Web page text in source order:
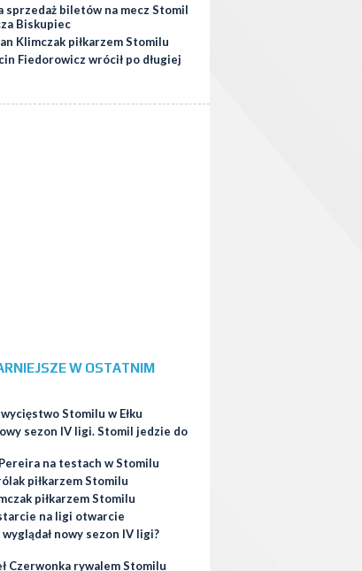
sprzedaż biletów na mecz Stomil
Biskupiec
Klimczak piłkarzem Stomilu
Fiedorowicz wrócił po długiej
W OSTATNIM
Stomilu w Ełku
sezon IV ligi. Stomil jedzie do
na testach w Stomilu
piłkarzem Stomilu
piłkarzem Stomilu
na ligi otwarcie
nowy sezon IV ligi?
Czerwonka rywalem Stomilu